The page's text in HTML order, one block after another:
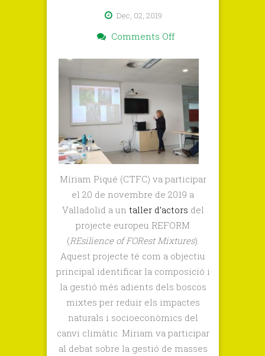
Dec, 02, 2019
Comments Off
reunió
del
projecte
REFORM
(REsilience
FORest
Mixtures)
Míriam Piqué (CTFC) va participar
el 20 de novembre de 2019 a
Valladolid a un taller d’actors del
projecte europeu REFORM
(REsilience of FORest Mixtures).
Aquest projecte té com a objectiu
principal identificar la composició i
la gestió més adients dels boscos
mixtes per reduir els impactes
naturals i socioeconòmics del
canvi climàtic. Míriam va participar
al debat sobre la gestió de masses